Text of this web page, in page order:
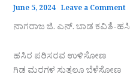
June 5, 2024 Leave a Comment
ನಾಗರಾಜ ಜಿ. ಎನ್. ಬಾಡ ಕವಿತೆ-
ಹಸಿರ ಪರಿಸರವ ಉಳಿಸೋಣ